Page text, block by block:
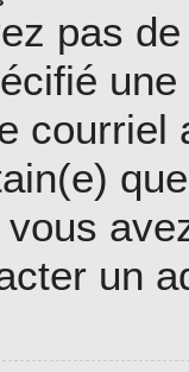
pas
courriel
un